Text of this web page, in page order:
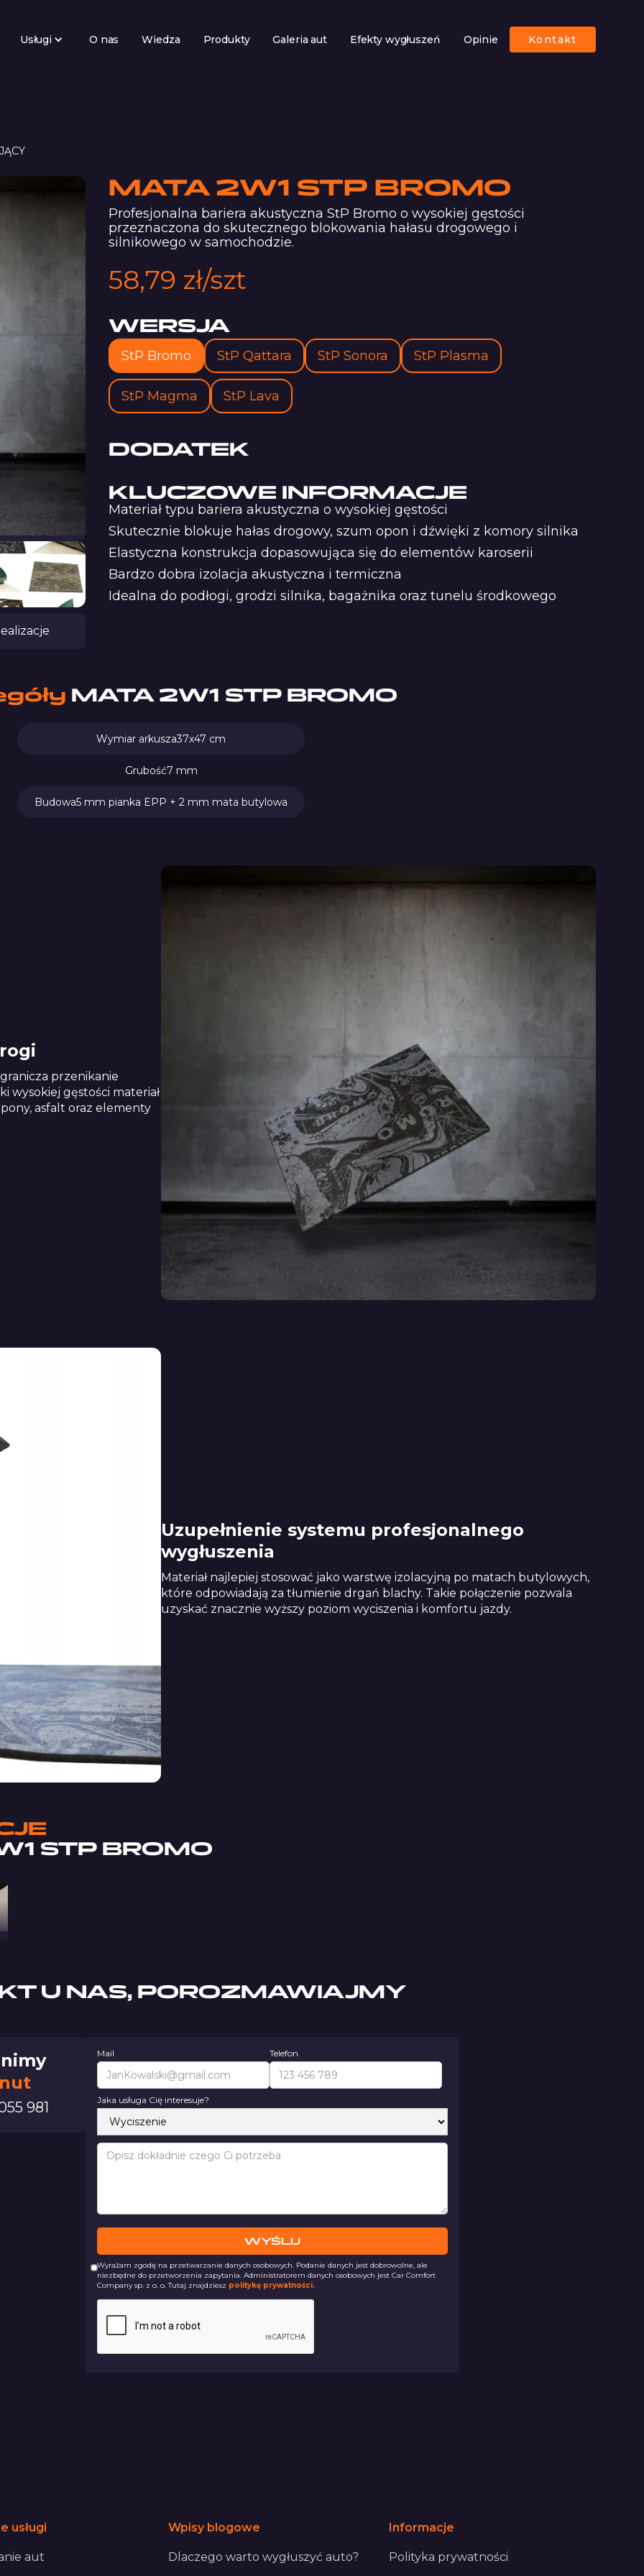
Usługi O nas Wiedza Produkty Galeria aut Efekty wygłuszeń Opinie Kontakt
MATA 2W1 STP BROMO
Profesjonalna bariera akustyczna StP Bromo o wysokiej gęstości
przeznaczona do skutecznego blokowania hałasu drogowego i
silnikowego w samochodzie.
58,79 zł/szt
WERSJA
StP Bromo StP Qattara StP Sonora StP Plasma
StP Magma StP Lava
DODATEK
KLUCZOWE INFORMACJE
Materiał typu bariera akustyczna o wysokiej gęstości
Skutecznie blokuje hałas drogowy, szum opon i dźwięki z komory silnika
Elastyczna konstrukcja dopasowująca się do elementów karoserii
Bardzo dobra izolacja akustyczna i termiczna
Idealna do podłogi, grodzi silnika, bagażnika oraz tunelu środkowego
MATA 2W1 STP BROMO
Wymiar arkusza37x47 cm
Grubość7 mm
Budowa5 mm pianka EPP + 2 mm mata butylowa
przenikanie
wysokiej gęstości materiał
asfalt oraz elementy
Uzupełnienie systemu profesjonalnego
wygłuszenia
Materiał najlepiej stosować jako warstwę izolacyjną po matach butylowych,
które odpowiadają za tłumienie drgań blachy. Takie połączenie pozwala
uzyskać znacznie wyższy poziom wyciszenia i komfortu jazdy.
STP BROMO
U NAS, POROZMAWIAJMY
981
Mail Telefon
Jaka usługa Cię interesuje?
Wyrażam zgodę na przetwarzanie danych osobowych. Podanie danych jest dobrowolne, ale
niezbędne do przetworzenia zapytania. Administratorem danych osobowych jest Car Comfort
Company sp. z o. o. Tutaj znajdziesz politykę prywatności.
usługi
aut
Wpisy blogowe
Dlaczego warto wygłuszyć auto?
Informacje
Polityka prywatności